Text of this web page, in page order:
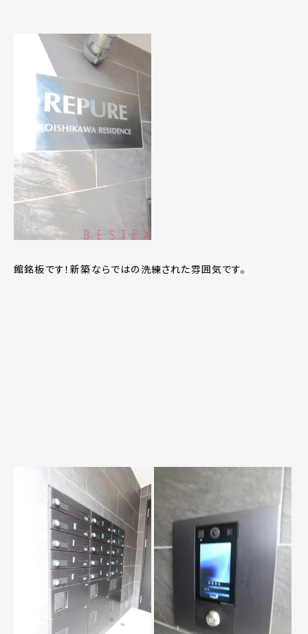
館銘板です！新築ならではの洗練された雰囲気です。